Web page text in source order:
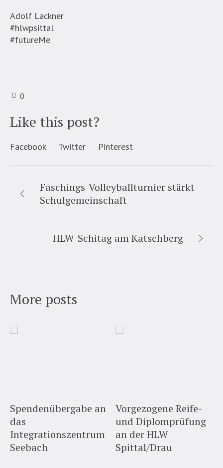
Adolf Lackner
#hlwpsittal
#futureMe
0
Like this post?
Facebook Twitter Pinterest
Faschings-Volleyballturnier stärkt
Schulgemeinschaft
HLW-Schitag am Katschberg
More posts
Spendenübergabe an
das
Integrationszentrum
Seebach
Vorgezogene Reife-
und Diplomprüfung
an der HLW
Spittal/Drau